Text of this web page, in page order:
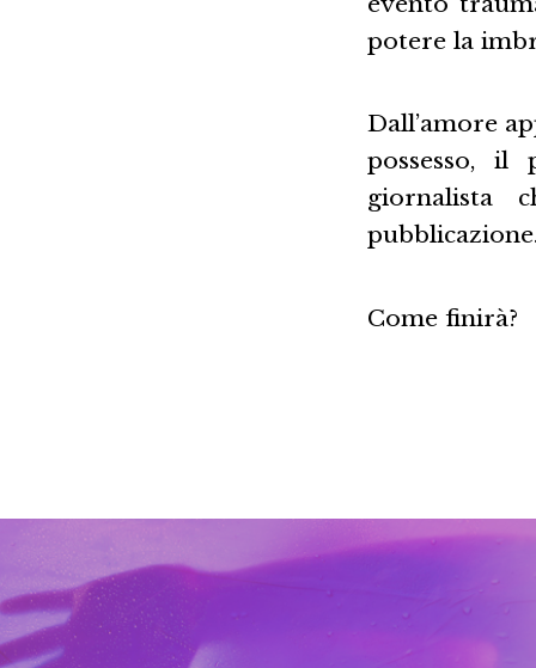
potere la
Dall’amore
possesso, il
giornalista
Come finirà?